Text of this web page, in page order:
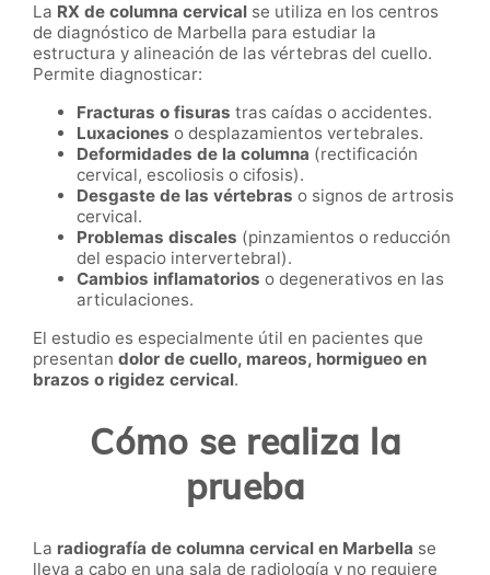
La RX de columna cervical se utiliza en los centros
de diagnóstico de Marbella para estudiar la
estructura y alineación de las vértebras del cuello.
Permite diagnosticar:
Fracturas o fisuras tras caídas o accidentes.
Luxaciones o desplazamientos vertebrales.
Deformidades de la columna (rectificación
cervical, escoliosis o cifosis).
Desgaste de las vértebras o signos de artrosis
cervical.
Problemas discales (pinzamientos o reducción
del espacio intervertebral).
Cambios inflamatorios o degenerativos en las
articulaciones.
El estudio es especialmente útil en pacientes que
presentan dolor de cuello, mareos, hormigueo en
brazos o rigidez cervical.
Cómo se realiza la
prueba
La radiografía de columna cervical en Marbella se
lleva a cabo en una sala de radiología y no requiere